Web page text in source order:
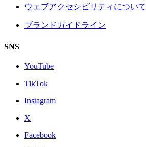
ウェブアクセシビリティについて
ブランドガイドライン
SNS
YouTube
TikTok
Instagram
X
Facebook